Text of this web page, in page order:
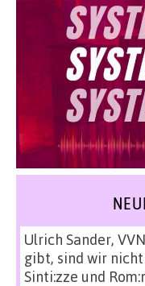
Ulrich Sander,
gibt, sind wir nicht
Sinti:zze und